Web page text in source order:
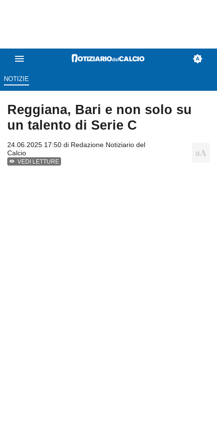
NOTIZIE
Reggiana, Bari e non solo su
un talento di Serie C
24.06.2025 17:50 di Redazione Notiziario del
Calcio
VEDI LETTURE